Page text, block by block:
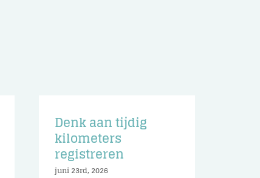
Denk aan tijdig
kilometers
registreren
juni 23rd, 2026